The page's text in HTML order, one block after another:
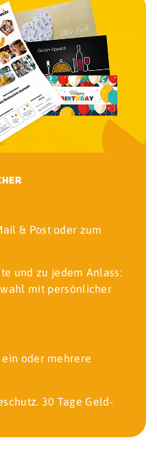
& Post oder zum
und zu jedem Anlass:
mit persönlicher
oder mehrere
30 Tage Geld-